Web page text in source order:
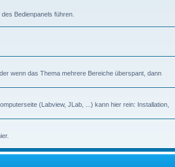
Bedienpanels führen.
wenn das Thema mehrere Bereiche überspant, dann
(Labview, JLab, ...) kann hier rein: Installation,